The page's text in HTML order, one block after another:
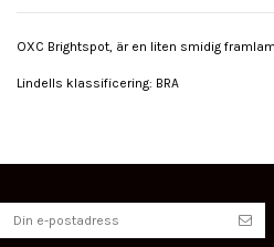
OXC Brightspot, är en liten smidig
Lindells klassificering: BRA